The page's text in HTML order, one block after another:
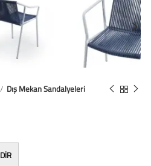
Dış Mekan Sandalyeleri